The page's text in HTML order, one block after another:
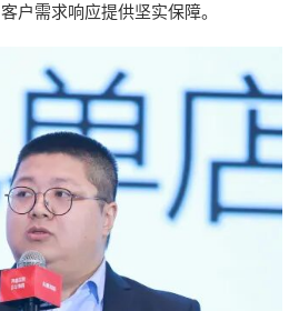
户需求响应提供坚实保障。